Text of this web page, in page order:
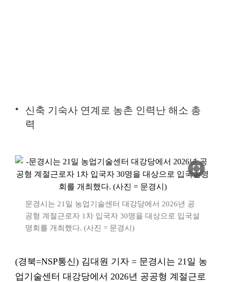
신축 기숙사 연계로 농촌 인력난 해소 총
력
fullscreen
문경시는 21일 농업기술센터 대강당에서 2026년 공
공형 계절근로자 1차 입국자 30명을 대상으로 입국설
명회를 개최했다. (사진 = 문경시)
(경북=NSP통신) 김대원 기자 = 문경시는 21일 농
업기술센터 대강당에서 2026년 공공형 계절근로